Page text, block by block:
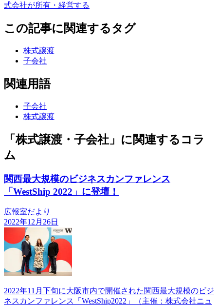
式会社が所有・経営する
この記事に関連するタグ
株式譲渡
子会社
関連用語
子会社
株式譲渡
「株式譲渡・子会社」に関連するコラ
ム
関西最大規模のビジネスカンファレンス
「WestShip 2022」に登壇！
広報室だより
2022年12月26日
2022年11月下旬に大阪市内で開催された関西最大規模のビジ
ネスカンファレンス「WestShip2022」（主催：株式会社ニュ